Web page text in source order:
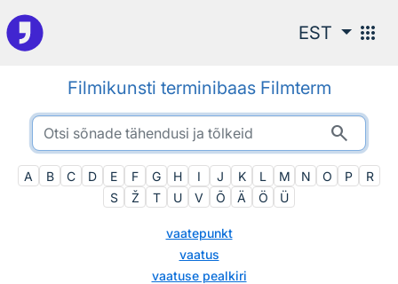
Otsingu juurde
EST apps
Filmikunsti terminibaas Filmterm
search
A B C D E F G H I J K L M N O P
R
S
Ž T U V Õ Ä Ö Ü
vaatepunkt
vaatus
vaatuse pealkiri